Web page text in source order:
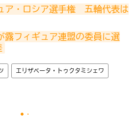
ア・ロシア選手権　五輪代表は
露フィギュア連盟の委員に選
エリザベータ・トゥクタミシェワ